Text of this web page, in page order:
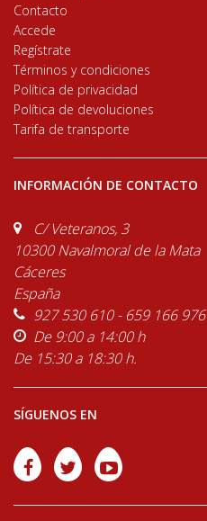
Contacto
Accede
Regístrate
Términos y condiciones
Política de privacidad
Política de devoluciones
Tarifa de transporte
INFORMACIÓN DE CONTACTO
C/ Veteranos, 3
10300 Navalmoral de la Mata
Cáceres
España
927 530 610 - 659 166 976
De 9:00 a 14:00 h
De 15:30 a 18:30 h.
SÍGUENOS EN